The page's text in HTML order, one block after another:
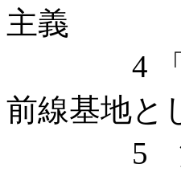
主義
4 「満洲
前線基地と
5 汎ア